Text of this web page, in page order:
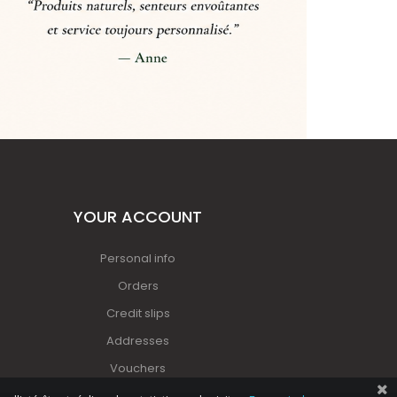
YOUR ACCOUNT
Personal info
Orders
Credit slips
Addresses
Vouchers